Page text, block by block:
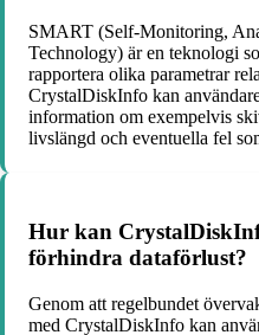
SMART (Self-Monitoring,
Technology) är en teknologi
rapportera olika parametrar
CrystalDiskInfo kan
information om exempelvis
livslängd och eventuella fel
Hur kan
förhindra dataförlust?
Genom att regelbundet
med CrystalDiskInfo kan